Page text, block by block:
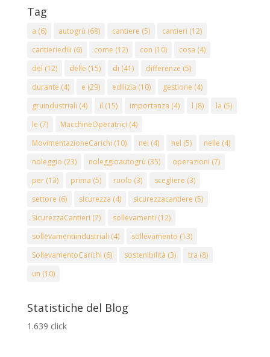
Tag
a (6) autogrù (68) cantiere (5) cantieri (12)
cantieriedili (6) come (12) con (10) cosa (4)
del (12) delle (15) di (41) differenze (5)
durante (4) e (29) edilizia (10) gestione (4)
gruindustriali (4) il (15) importanza (4) l (8) la (5)
le (7) MacchineOperatrici (4)
MovimentazioneCarichi (10) nei (4) nel (5) nelle (4)
noleggio (23) noleggioautogrù (35) operazioni (7)
per(13) prima (5) ruolo (3) scegliere (3)
settore (6) sicurezza (4) sicurezzacantiere (5)
SicurezzaCantieri (7) sollevamenti (12)
sollevamentiindustriali (4) sollevamento (13)
SollevamentoCarichi (6) sostenibilità (3) tra (8)
un (10)
Statistiche del Blog
1.639 click